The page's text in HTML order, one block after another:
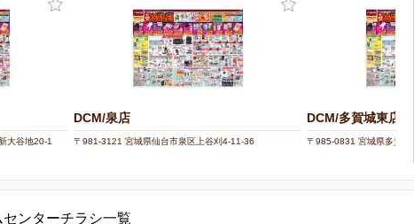
大谷地20-1
DCM/泉店
〒981-3121 宮城県仙台市泉区上谷刈4-11-36
DCM/多賀城東店
〒985-0831 宮城県多賀城
ンターチラシ一覧